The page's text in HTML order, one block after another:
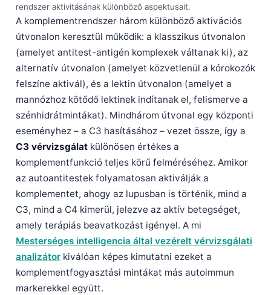
rendszer aktivitásának különböző aspektusait.
A komplementrendszer három különböző aktivációs
útvonalon keresztül működik: a klasszikus útvonalon
(amelyet antitest-antigén komplexek váltanak ki), az
alternatív útvonalon (amelyet közvetlenül a kórokozók
felszíne aktivál), és a lektin útvonalon (amelyet a
mannózhoz kötődő lektinek indítanak el, felismerve a
szénhidrátmintákat). Mindhárom útvonal egy központi
eseményhez – a C3 hasításához – vezet össze, így a
C3 vérvizsgálat különösen értékes a
komplementfunkció teljes körű felméréséhez. Amikor
az autoantitestek folyamatosan aktiválják a
komplementet, ahogy az lupusban is történik, mind a
C3, mind a C4 kimerül, jelezve az aktív betegséget,
amely terápiás beavatkozást igényel. A mi
Mesterséges intelligencia által vezérelt vérvizsgálati
analizátor kiválóan képes kimutatni ezeket a
komplementfogyasztási mintákat más autoimmun
markerekkel együtt.